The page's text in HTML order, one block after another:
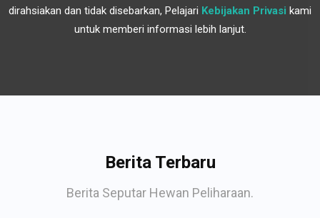
dirahsiakan dan tidak disebarkan, Pelajari Kebijakan Privasi kami
untuk memberi informasi lebih lanjut.
Berita Terbaru
Berita Seputar Hewan Peliharaan.